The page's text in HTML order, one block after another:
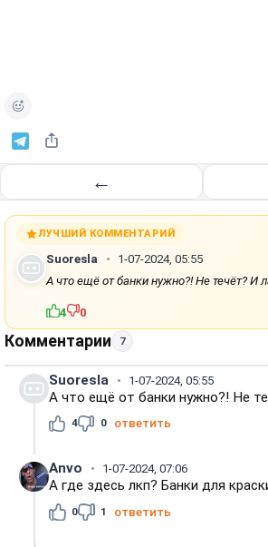
←
ЛУЧШИЙ КОММЕНТАРИЙ
Suoresla
1-07-2024, 05:55
А что ещё от банки нужно?! Не течёт? И
4 0
Комментарии 7
Suoresla 1-07-2024, 05:55
А что ещё от банки нужно?! Не
4 0 ответить
Anvo 1-07-2024, 07:06
А где здесь лкп? Банки для
0 1 ответить